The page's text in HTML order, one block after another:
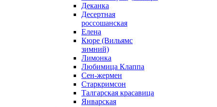
Деканка
Десертная
россошанская
Елена
Кюре (Вильямс
зимний)
Лимонка
Любимица Клаппа
Сен-жермен
Старкримсон
Талгарская красавица
Январская